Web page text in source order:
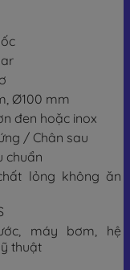
Ø100 mm
đen hoặc inox
/ Chân sau
chuẩn
lỏng không ăn
máy bơm, hệ
thuật